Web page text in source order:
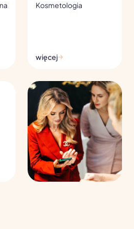
Kosmetologia
więcej